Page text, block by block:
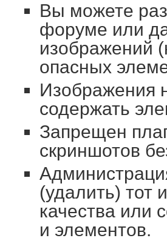
Вы можете
форуме или
изображений
опасных
Изображения
содержать
Запрещен
скриншотов
(удалить) тот
качества или
и элементов.